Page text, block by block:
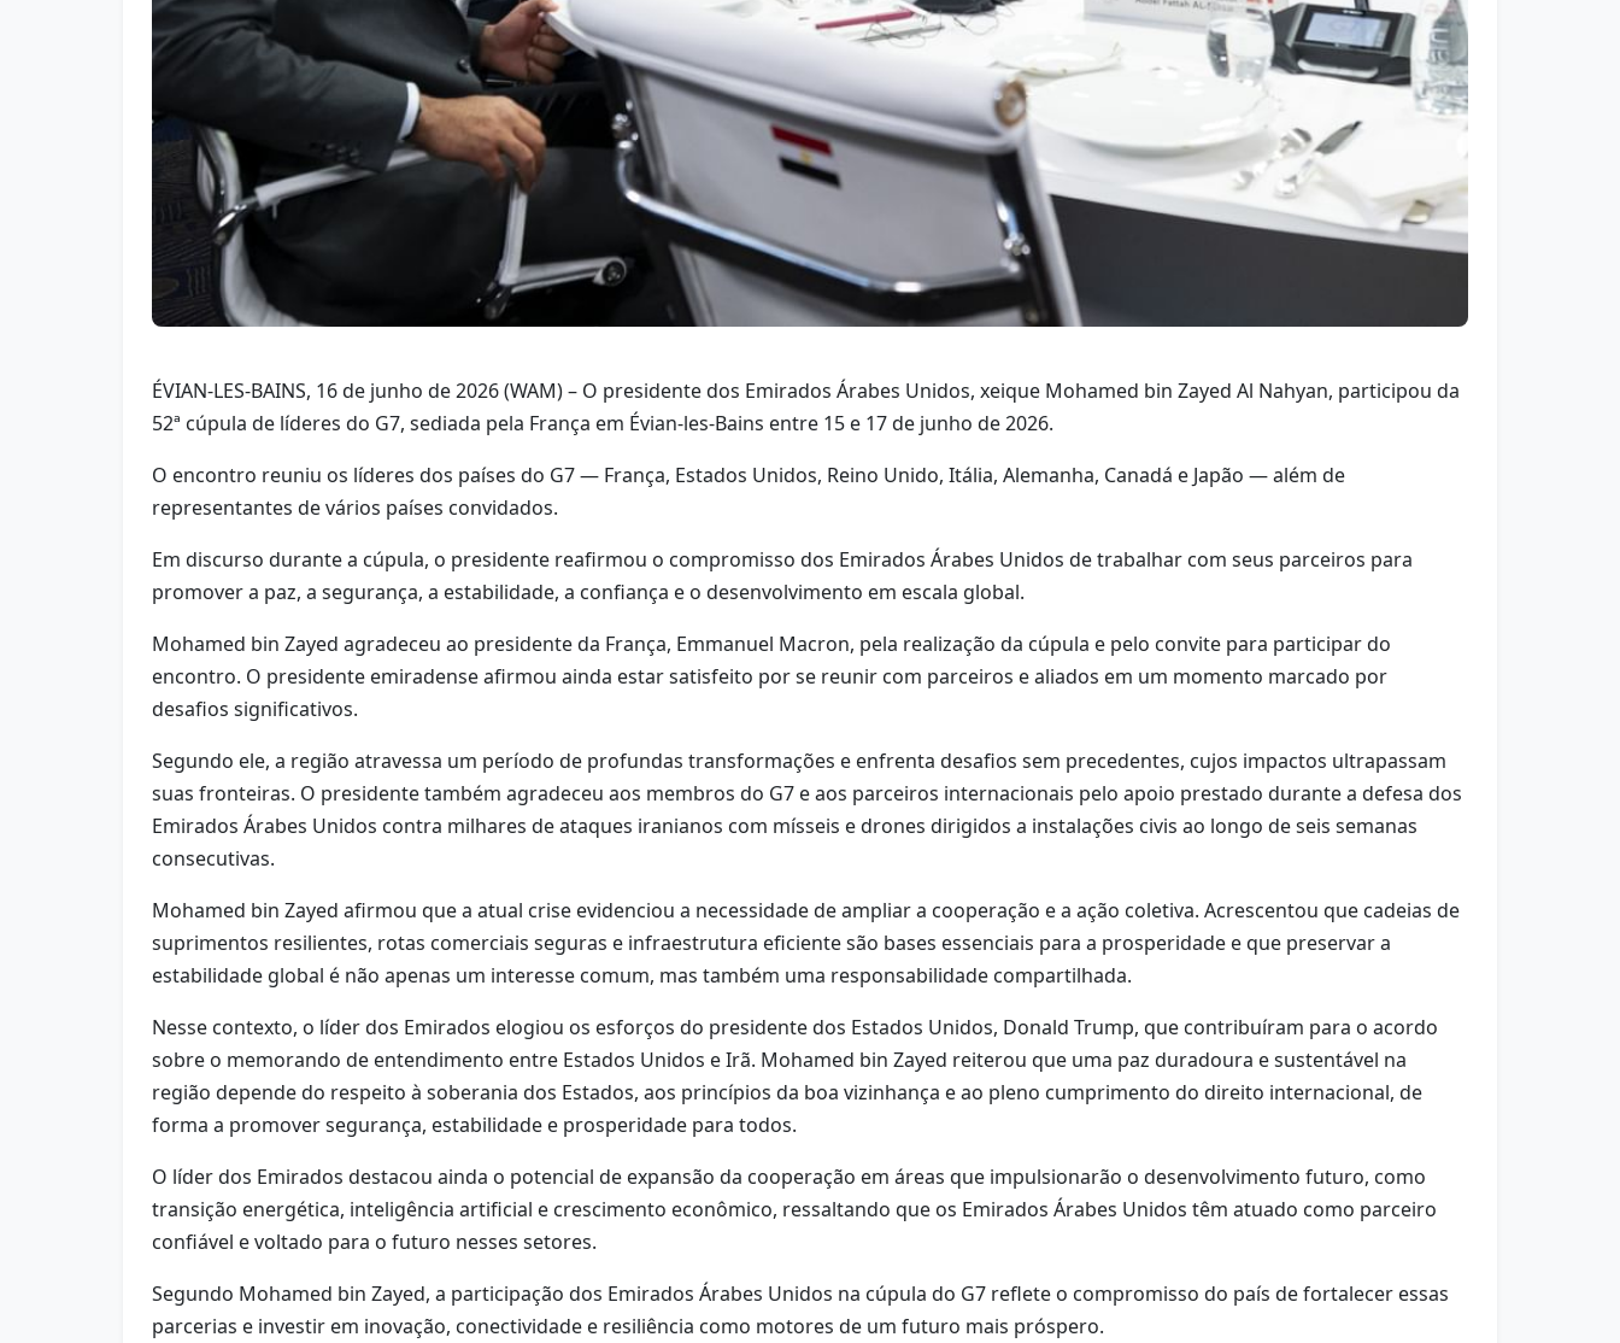
ÉVIAN-LES-BAINS, 16 de junho de 2026 (WAM) – O presidente dos Emirados Árabes Unidos, xeique Mohamed bin Zayed Al Nahyan, participou da
52ª cúpula de líderes do G7, sediada pela França em Évian-les-Bains entre 15 e 17 de junho de 2026.
O encontro reuniu os líderes dos países do G7 — França, Estados Unidos, Reino Unido, Itália, Alemanha, Canadá e Japão — além de
representantes de vários países convidados.
Em discurso durante a cúpula, o presidente reafirmou o compromisso dos Emirados Árabes Unidos de trabalhar com seus parceiros para
promover a paz, a segurança, a estabilidade, a confiança e o desenvolvimento em escala global.
Mohamed bin Zayed agradeceu ao presidente da França, Emmanuel Macron, pela realização da cúpula e pelo convite para participar do
encontro. O presidente emiradense afirmou ainda estar satisfeito por se reunir com parceiros e aliados em um momento marcado por
desafios significativos.
Segundo ele, a região atravessa um período de profundas transformações e enfrenta desafios sem precedentes, cujos impactos ultrapassam
suas fronteiras. O presidente também agradeceu aos membros do G7 e aos parceiros internacionais pelo apoio prestado durante a defesa dos
Emirados Árabes Unidos contra milhares de ataques iranianos com mísseis e drones dirigidos a instalações civis ao longo de seis semanas
consecutivas.
Mohamed bin Zayed afirmou que a atual crise evidenciou a necessidade de ampliar a cooperação e a ação coletiva. Acrescentou que cadeias de
suprimentos resilientes, rotas comerciais seguras e infraestrutura eficiente são bases essenciais para a prosperidade e que preservar a
estabilidade global é não apenas um interesse comum, mas também uma responsabilidade compartilhada.
Nesse contexto, o líder dos Emirados elogiou os esforços do presidente dos Estados Unidos, Donald Trump, que contribuíram para o acordo
sobre o memorando de entendimento entre Estados Unidos e Irã. Mohamed bin Zayed reiterou que uma paz duradoura e sustentável na
região depende do respeito à soberania dos Estados, aos princípios da boa vizinhança e ao pleno cumprimento do direito internacional, de
forma a promover segurança, estabilidade e prosperidade para todos.
O líder dos Emirados destacou ainda o potencial de expansão da cooperação em áreas que impulsionarão o desenvolvimento futuro, como
transição energética, inteligência artificial e crescimento econômico, ressaltando que os Emirados Árabes Unidos têm atuado como parceiro
confiável e voltado para o futuro nesses setores.
Segundo Mohamed bin Zayed, a participação dos Emirados Árabes Unidos na cúpula do G7 reflete o compromisso do país de fortalecer essas
parcerias e investir em inovação, conectividade e resiliência como motores de um futuro mais próspero.